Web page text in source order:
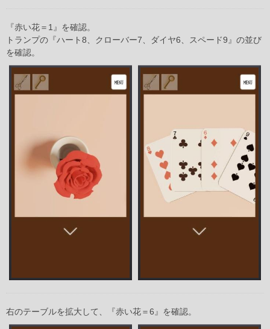
『赤い花＝1』を確認。
トランプの『ハート8、クローバー7、ダイヤ6、スペード9』の並び
を確認。
右のテーブルを拡大して、『赤い花＝6』を確認。